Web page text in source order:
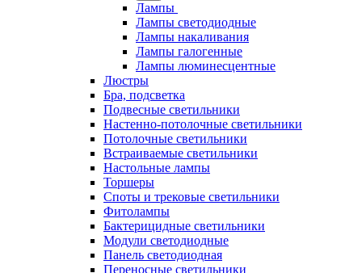
Лампы
Лампы светодиодные
Лампы накаливания
Лампы галогенные
Лампы люминесцентные
Люстры
Бра, подсветка
Подвесные светильники
Настенно-потолочные светильники
Потолочные светильники
Встраиваемые светильники
Настольные лампы
Торшеры
Споты и трековые светильники
Фитолампы
Бактерицидные светильники
Модули светодиодные
Панель светодиодная
Переносные светильники